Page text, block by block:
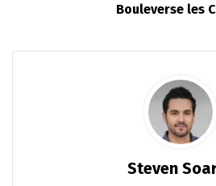
Bouleverse les
Steven